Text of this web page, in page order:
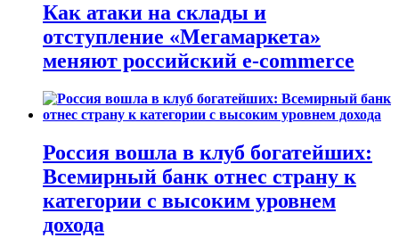
Как атаки на склады и
отступление «Мегамаркета»
меняют российский e-commerce
Россия вошла в клуб богатейших:
Всемирный банк отнес страну к
категории с высоким уровнем
дохода